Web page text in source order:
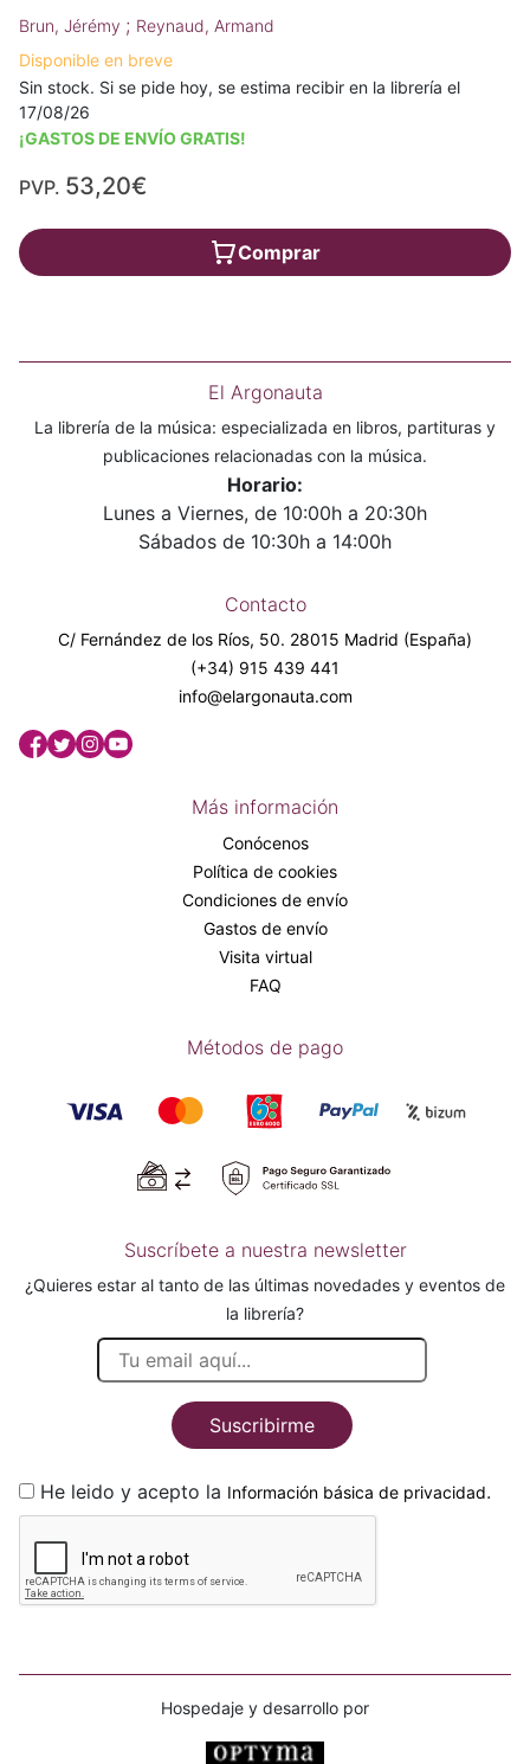
Brun, Jérémy ; Reynaud, Armand
Disponible en breve
Sin stock. Si se pide hoy, se estima recibir en la librería el
17/08/26
¡GASTOS DE ENVÍO GRATIS!
PVP. 53,20€
Comprar
El Argonauta
La librería de la música: especializada en libros, partituras y
publicaciones relacionadas con la música.
Horario:
Lunes a Viernes, de 10:00h a 20:30h
Sábados de 10:30h a 14:00h
Contacto
C/ Fernández de los Ríos, 50. 28015 Madrid (España)
(+34) 915 439 441
info@elargonauta.com
Más información
Conócenos
Política de cookies
Condiciones de envío
Gastos de envío
Visita virtual
FAQ
Métodos de pago
Suscríbete a nuestra newsletter
¿Quieres estar al tanto de las últimas novedades y eventos de
la librería?
Suscribirme
He leido y acepto la Información básica de privacidad.
Hospedaje y desarrollo por